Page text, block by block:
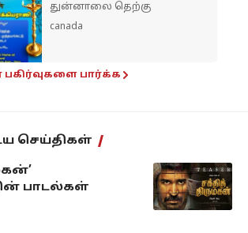
துன்னாலை தெற்கு
canada
பார்க்க
செய்திகள்
பாடல்கள்